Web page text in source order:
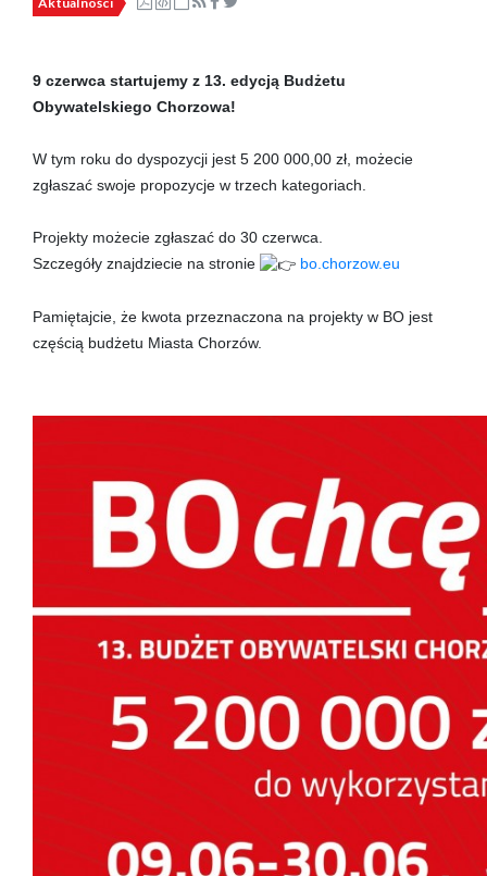
9 czerwca startujemy z 13. edycją Budżetu
Obywatelskiego Chorzowa!
W tym roku do dyspozycji jest 5 200 000,00 zł, możecie
zgłaszać swoje propozycje w trzech kategoriach.
Projekty możecie zgłaszać do 30 czerwca.
Szczegóły znajdziecie na stronie
bo.chorzow.eu
Pamiętajcie, że kwota przeznaczona na projekty w BO jest
częścią budżetu Miasta Chorzów.